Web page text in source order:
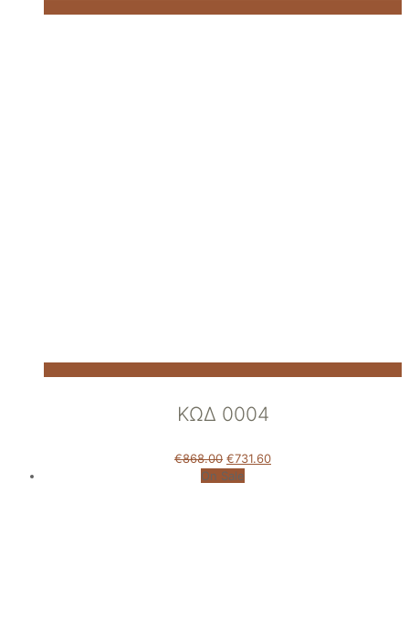
ΚΩΔ 0004
€868.00 €731.60
On Sale